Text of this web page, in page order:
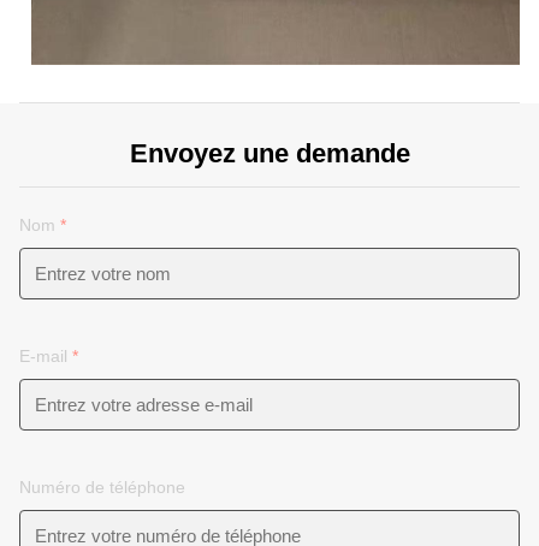
Envoyez une demande
Nom *
E-mail *
Numéro de téléphone